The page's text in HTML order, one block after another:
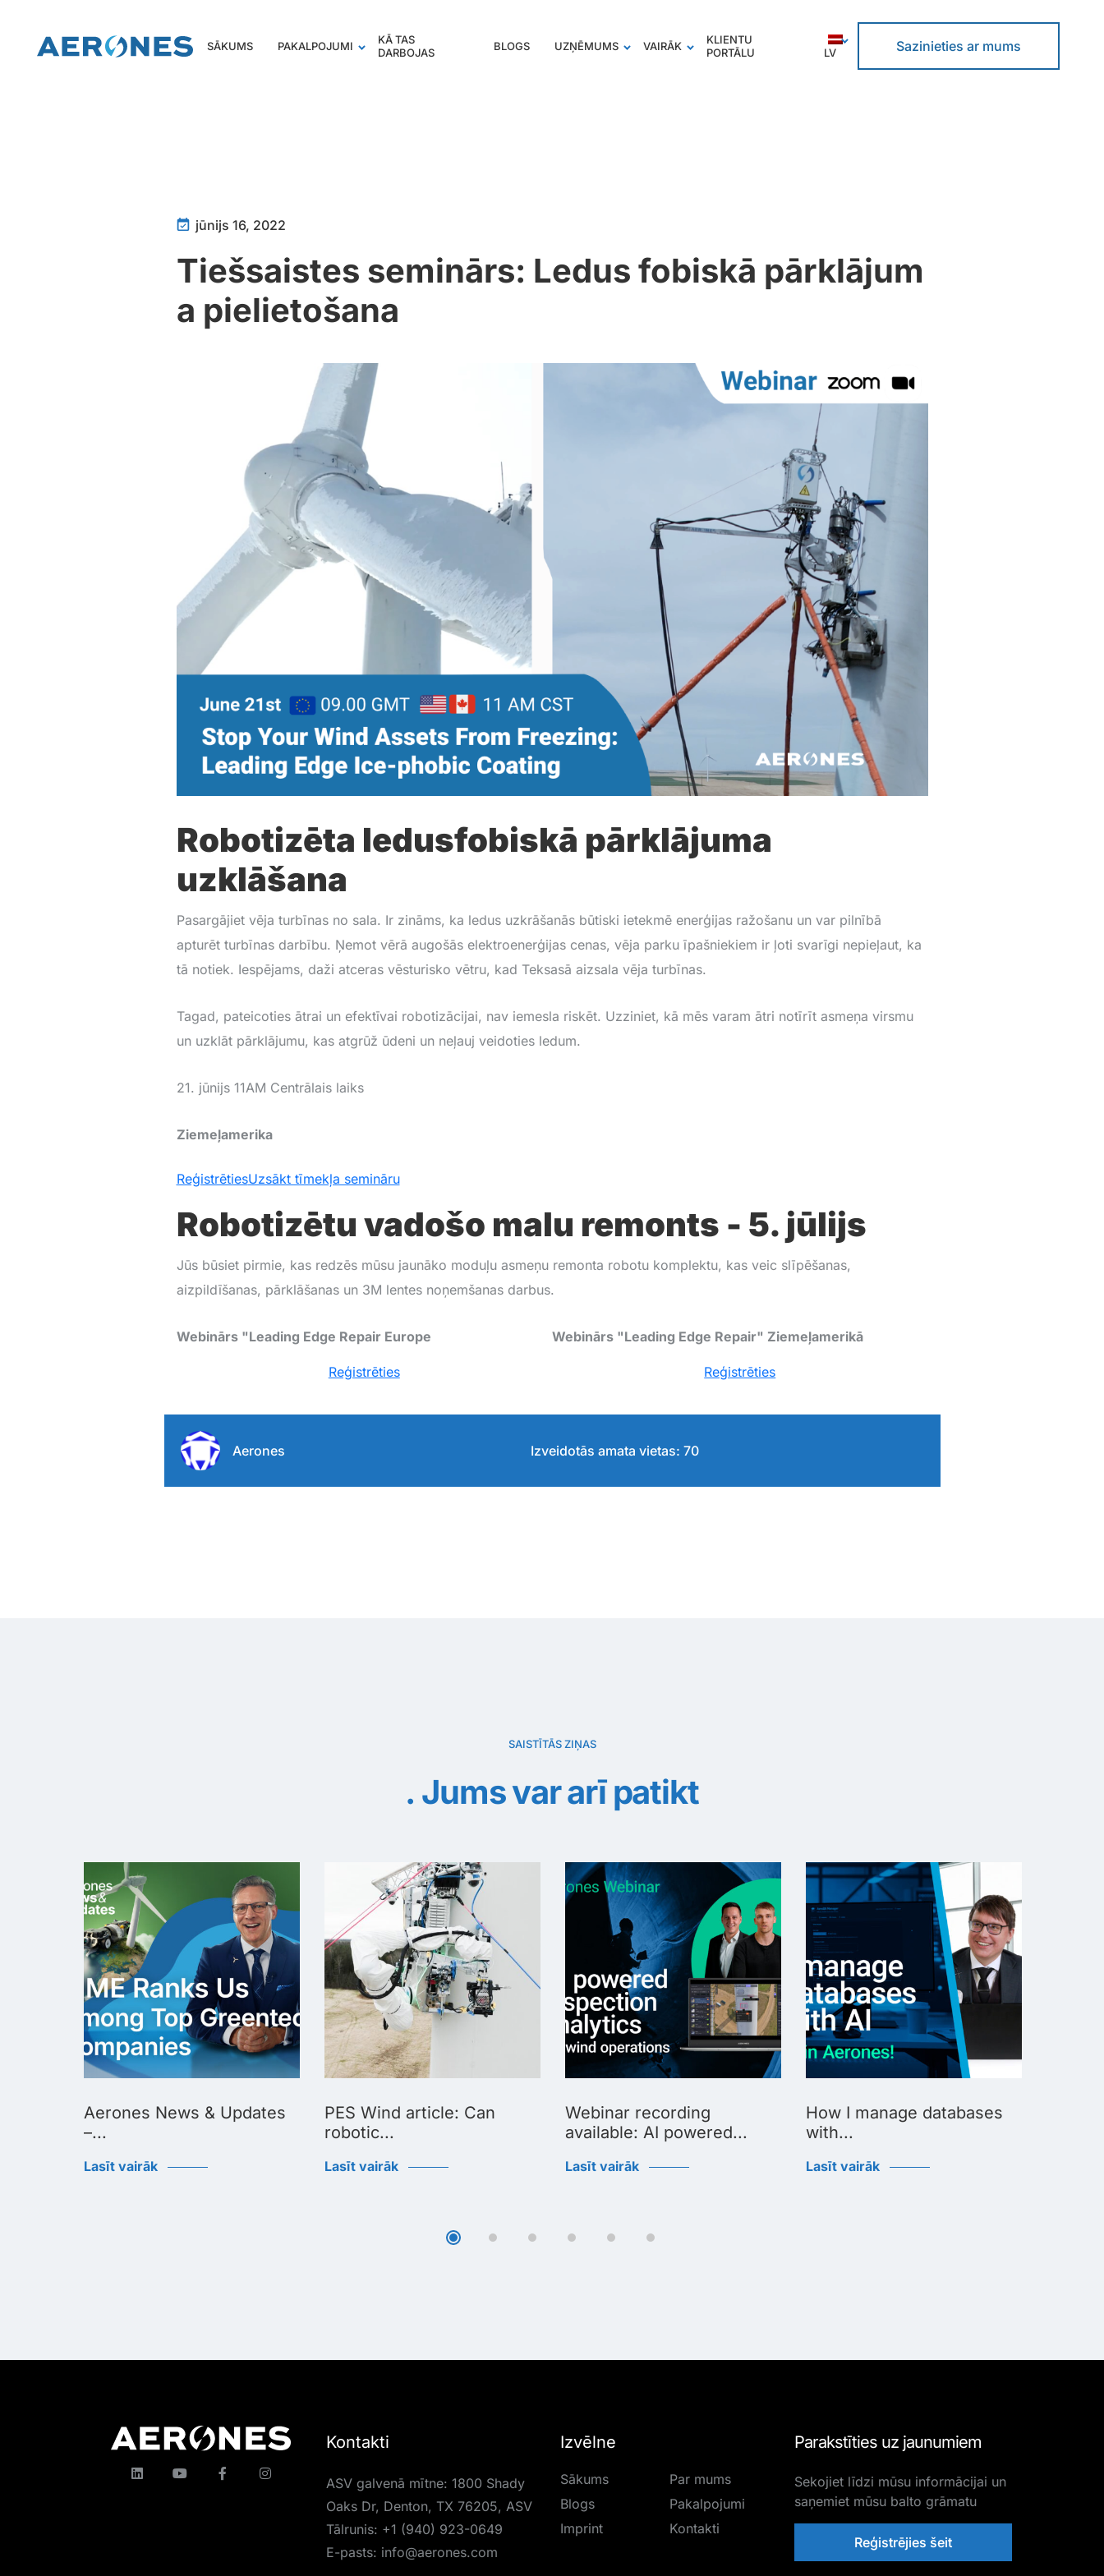
SĀKUMS PAKALPOJUMI
KĀ TAS
DARBOJAS
BLOGS UZŅĒMUMS VAIRĀK
KLIENTU
PORTĀLU
LV Sazinieties ar mums
jūnijs 16, 2022
Tiešsaistes seminārs: Ledus fobiskā pārklājum
a pielietošana
Robotizēta ledusfobiskā pārklājuma
uzklāšana
Pasargājiet vēja turbīnas no sala. Ir zināms, ka ledus uzkrāšanās būtiski ietekmē enerģijas ražošanu un var pilnībā
apturēt turbīnas darbību. Ņemot vērā augošās elektroenerģijas cenas, vēja parku īpašniekiem ir ļoti svarīgi nepieļaut, ka
tā notiek. Iespējams, daži atceras vēsturisko vētru, kad Teksasā aizsala vēja turbīnas.
Tagad, pateicoties ātrai un efektīvai robotizācijai, nav iemesla riskēt. Uzziniet, kā mēs varam ātri notīrīt asmeņa virsmu
un uzklāt pārklājumu, kas atgrūž ūdeni un neļauj veidoties ledum.
21. jūnijs 11AM Centrālais laiks
Ziemeļamerika
ReģistrētiesUzsākt tīmekļa semināru
Robotizētu vadošo malu remonts - 5. jūlijs
Jūs būsiet pirmie, kas redzēs mūsu jaunāko moduļu asmeņu remonta robotu komplektu, kas veic slīpēšanas,
aizpildīšanas, pārklāšanas un 3M lentes noņemšanas darbus.
Webinārs "Leading Edge Repair Europe
Reģistrēties
Webinārs "Leading Edge Repair" Ziemeļamerikā
Reģistrēties
Aerones Izveidotās amata vietas: 70
SAISTĪTĀS ZIŅAS
Jums var arī patikt
Aerones News & Updates
–...
Lasīt vairāk
PES Wind article: Can
robotic...
Lasīt vairāk
Webinar recording
available: AI powered...
Lasīt vairāk
How I manage databases
with...
Lasīt vairāk
Kontakti
ASV galvenā mītne: 1800 Shady
Oaks Dr, Denton, TX 76205, ASV
Tālrunis: +1 (940) 923-0649
E-pasts: info@aerones.com
Izvēlne
Sākums
Par mums
Blogs
Pakalpojumi
Imprint
Kontakti
Parakstīties uz jaunumiem
Sekojiet līdzi mūsu informācijai un
saņemiet mūsu balto grāmatu
Reģistrējies šeit